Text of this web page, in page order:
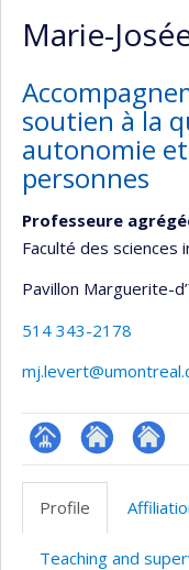
Marie-
soutien à la
autonomie
personnes
Professeure
Faculté des sciences
Pavillon Marguerite-
514 343-2178
Page
professionnelle
Site
l’unité
Autre
site
Profile
Teaching and